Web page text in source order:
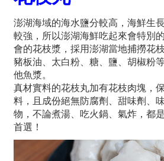
澎湖海域的海水鹽分較高，海鮮生
較強，所以澎湖海鮮吃起來會特別
會的花枝漿，採用澎湖當地捕撈花
豬板油、太白粉、糖、鹽、胡椒粉
他魚漿。
真材實料的花枝丸加有花枝肉塊，
料，且成份絕無防腐劑、甜味劑、
物，不論煮湯、吃火鍋、氣炸，都
首選！